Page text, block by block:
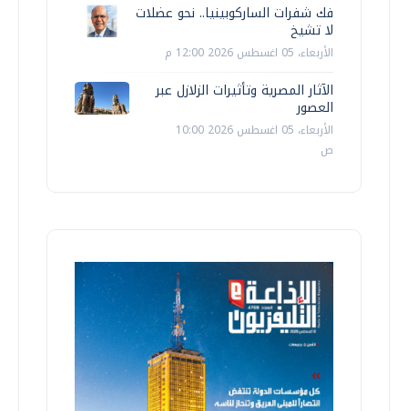
فك شفرات الساركوبينيا.. نحو عضلات
لا تشيخ
الأربعاء، 05 اغسطس 2026 12:00 م
الآثار المصرية وتأثيرات الزلازل عبر
العصور
الأربعاء، 05 اغسطس 2026 10:00
ص